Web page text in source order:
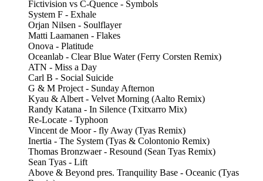
Fictivision vs C-Quence - Symbols
System F - Exhale
Orjan Nilsen - Soulflayer
Matti Laamanen - Flakes
Onova - Platitude
Oceanlab - Clear Blue Water (Ferry Corsten Remix)
ATN - Miss a Day
Carl B - Social Suicide
G & M Project - Sunday Afternon
Kyau & Albert - Velvet Morning (Aalto Remix)
Randy Katana - In Silence (Txitxarro Mix)
Re-Locate - Typhoon
Vincent de Moor - fly Away (Tyas Remix)
Inertia - The System (Tyas & Colontonio Remix)
Thomas Bronzwaer - Resound (Sean Tyas Remix)
Sean Tyas - Lift
Above & Beyond pres. Tranquility Base - Oceanic (Tyas